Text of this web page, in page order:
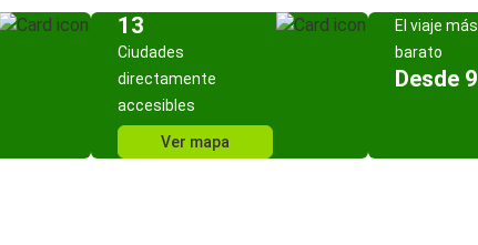
13
Ciudades
directamente
accesibles
Ver mapa
El viaje más
barato
Desde